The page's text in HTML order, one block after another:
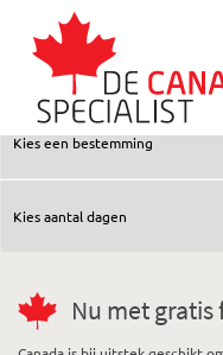
Nu met